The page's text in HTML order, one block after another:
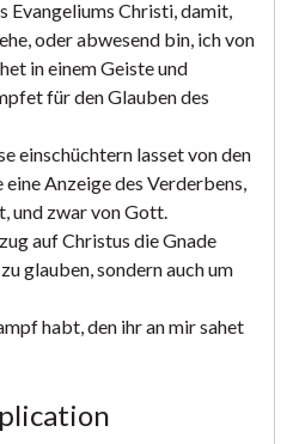
Evangeliums Christi, damit,
oder abwesend bin, ich von
in einem Geiste und
für den Glauben des
einschüchtern lasset von den
Anzeige des Verderbens,
und zwar von Gott.
auf Christus die Gnade
glauben, sondern auch um
habt, den ihr an mir sahet